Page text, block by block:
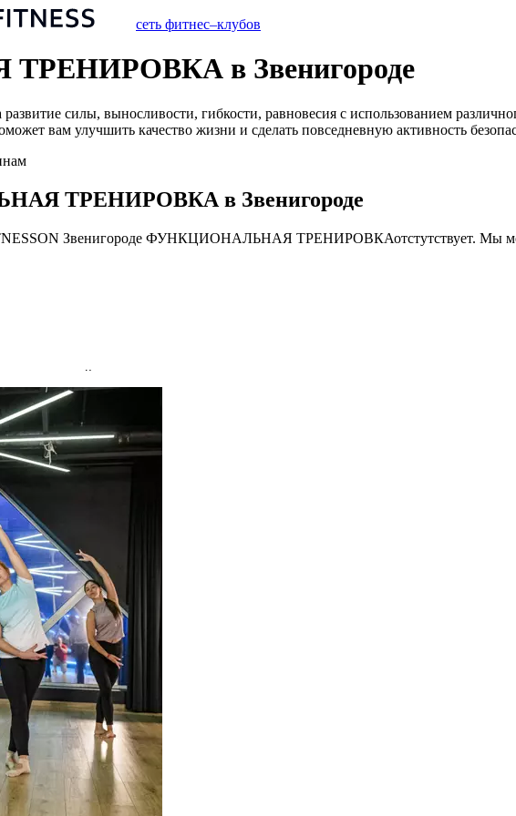
сеть фитнес–клубов
в Звенигороде
силы, выносливости, гибкости, равновесия с использованием
вам улучшить качество жизни и сделать повседневную активность
ТРЕНИРОВКА в Звенигороде
Звенигороде ФУНКЦИОНАЛЬНАЯ ТРЕНИРОВКАотстутствует. Мы
Йозефом Пилатесом в начале XX века для реабилитации после
позволяют добиться потрясающего результата. Пилатес направлен на
присутствуют в большом количестве дыхательные упражнения, благодаря
55 минут.